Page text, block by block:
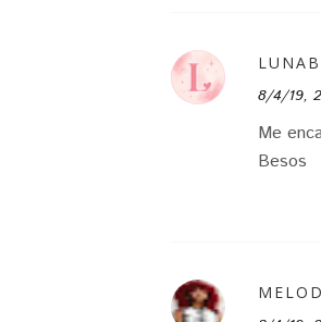
8/4/19,
Me
Besos